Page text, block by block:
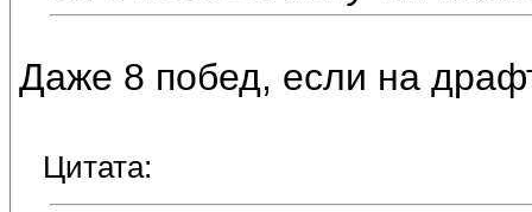
Даже 8 побед, если на
Цитата: